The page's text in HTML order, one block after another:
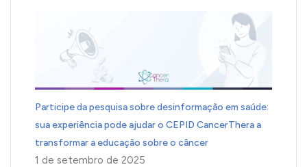
Participe da pesquisa sobre desinformação em saúde:
sua experiência pode ajudar o CEPID CancerThera a
transformar a educação sobre o câncer
1 de setembro de 2025